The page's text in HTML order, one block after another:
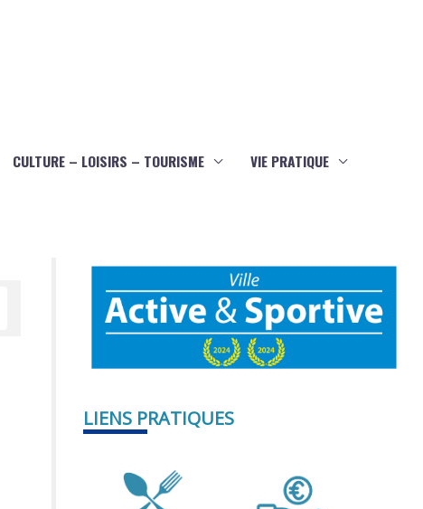
CULTURE – LOISIRS – TOURISME VIE PRATIQUE
LIENS PRATIQUES